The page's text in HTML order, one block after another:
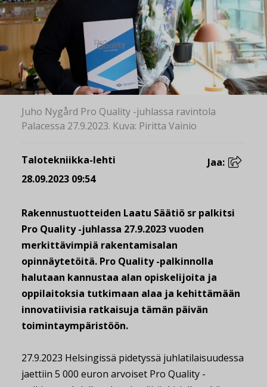
Juho Nygård Pro Quality -juhlassa ravintola
Palacessa 27.9.2023. Kuva: Piritta Vainio
Talotekniikka-lehti
28.09.2023 09:54
Jaa:
Rakennustuotteiden Laatu Säätiö sr palkitsi
Pro Quality -juhlassa 27.9.2023 vuoden
merkittävimpiä rakentamisalan
opinnäytetöitä. Pro Quality -palkinnolla
halutaan kannustaa alan opiskelijoita ja
oppilaitoksia tutkimaan alaa ja kehittämään
innovatiivisia ratkaisuja tämän päivän
toimintaympäristöön.
27.9.2023 Helsingissä pidetyssä juhlatilaisuudessa
jaettiin 5 000 euron arvoiset Pro Quality -